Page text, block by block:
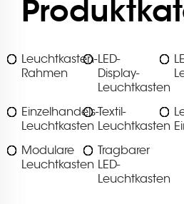
Leuchtkasten-
Rahmen
LED-
Display-
Leuchtkasten
Einzelhandels-
Leuchtkasten
Textil-
Leuchtkasten
Modulare
Leuchtkasten
Tragbarer
LED-
Leuchtkasten